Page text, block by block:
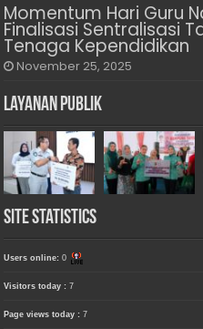
Momentum Hari Guru
Finalisasi Sentralisasi
Tenaga Kependidikan
November 25, 2025
Layanan Publik
Site Statistics
Users online:0
Visitors today :7
Page views today :7